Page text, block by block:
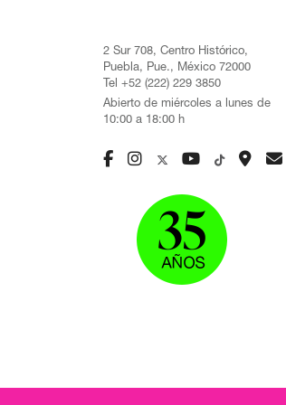
2 Sur 708, Centro Histórico,
Puebla, Pue., México 72000
Tel +52 (222) 229 3850
Abierto de miércoles a lunes de
10:00 a 18:00 h